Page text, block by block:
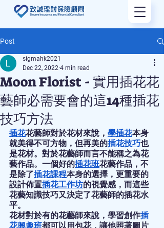
Post
Moon Florist - 實用插花花
藝師必需要會的這14種插花
技巧方法
sigmahk2021
Dec 22, 2022 4 min read
插花花藝師對於花材來說， 學插花本身
就美得不可方物，但再美的插花技巧也
是花材。對於花藝師而言不能稱之為花
藝作品。一個好的插花班花藝作品，不
是除了插花課程本身的選擇，更重要的
設計佈置插花工作坊的視覺感，而這些
花藝知識技巧又決定了花藝師的插花水
平。
花材對於有的花藝師來說，學習創作插
花興趣班都可以用包花，讓他照著圖片